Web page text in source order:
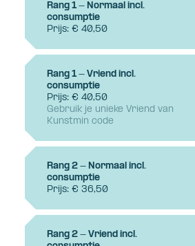
Rang 1 - Normaal incl.
consumptie
Prijs: € 40,50
Rang 1 - Vriend incl.
consumptie
Prijs: € 40,50
Gebruik je unieke Vriend van
Kunstmin code
Rang 2 - Normaal incl.
consumptie
Prijs: € 36,50
Rang 2 - Vriend incl.